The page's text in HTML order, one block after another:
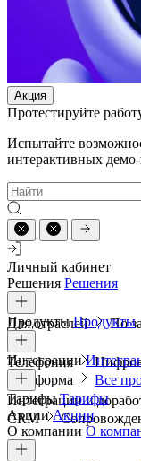
Акция
Протестируйте
Испытайте
интерактивных демо-
Личный кабинет
Решения Решения
Для отраслей По
ПродуктыПродукты
Телефония
платформа
Все
Интеграции
Интеграции и
CRM
ТарифыТарифы
АкцииАкции
О компании О